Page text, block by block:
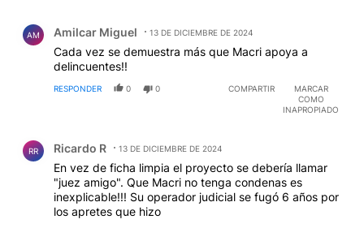
AM Amilcar Miguel 13 DE DICIEMBRE DE 2024
Cada vez se demuestra más que Macri apoya a
delincuentes!!
RESPONDER 0 0 COMPARTIR
MARCAR
COMO
INAPROPIADO
RR Ricardo R 13 DE DICIEMBRE DE 2024
En vez de ficha limpia el proyecto se debería llamar
"juez amigo". Que Macri no tenga condenas es
inexplicable!!! Su operador judicial se fugó 6 años por
los apretes que hizo